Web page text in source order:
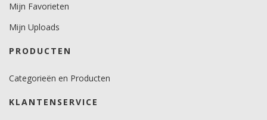
Mijn Favorieten
Mijn Uploads
PRODUCTEN
Categorieën en Producten
KLANTENSERVICE